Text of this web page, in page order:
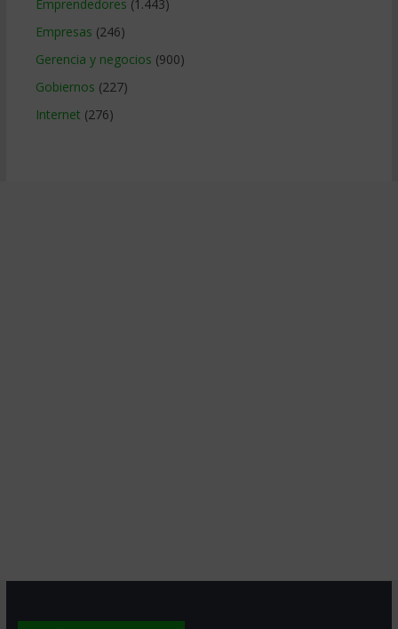
Emprendedores (1.443)
Empresas (246)
Gerencia y negocios (900)
Gobiernos (227)
Internet (276)